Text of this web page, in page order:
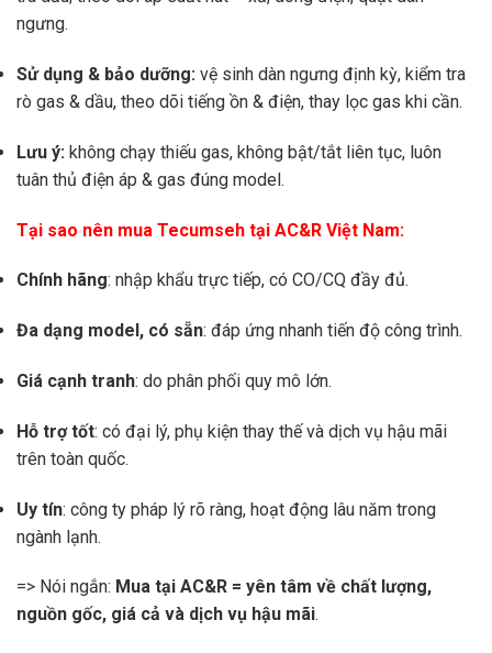
ngưng.
Sử dụng & bảo dưỡng: vệ sinh dàn ngưng định kỳ, kiểm tra
rò gas & dầu, theo dõi tiếng ồn & điện, thay lọc gas khi cần.
Lưu ý: không chạy thiếu gas, không bật/tắt liên tục, luôn
tuân thủ điện áp & gas đúng model.
Tại sao nên mua Tecumseh tại AC&R Việt Nam:
Chính hãng: nhập khẩu trực tiếp, có CO/CQ đầy đủ.
Đa dạng model, có sẵn: đáp ứng nhanh tiến độ công trình.
Giá cạnh tranh: do phân phối quy mô lớn.
Hỗ trợ tốt: có đại lý, phụ kiện thay thế và dịch vụ hậu mãi
trên toàn quốc.
Uy tín: công ty pháp lý rõ ràng, hoạt động lâu năm trong
ngành lạnh.
=> Nói ngắn: Mua tại AC&R = yên tâm về chất lượng,
nguồn gốc, giá cả và dịch vụ hậu mãi.